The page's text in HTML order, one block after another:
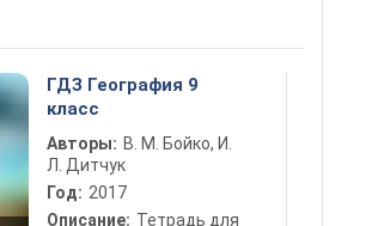
ГДЗ География 9
класс
Авторы: В. М. Бойко, И.
Л. Дитчук
Год: 2017
Описание: Тетрадь для